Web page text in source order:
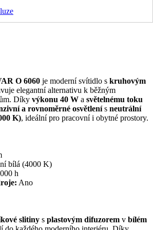
O 6060 je moderní svítidlo s kruhovým
elegantní alternativu k běžným
Díky výkonu 40 W a světelnému toku
a rovnoměrné osvětlenís neutrální
K), ideální pro pracovní i obytné prostory.
bílá (4000 K)
h
Ano
slitiny s plastovým difuzorem v bílém